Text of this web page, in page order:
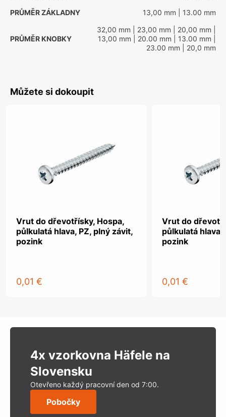
PRŮMĚR ZÁKLADNY
13,00 mm | 13.00 mm
PRŮMĚR KNOBKY
32,00 mm | 23,00 mm | 20,00 mm
13,00 mm | 20.00 mm | 13.00 mm
23.00 mm | 20,0 mm
Můžete si dokoupit
Vrut do dřevotřísky, Hospa,
půlkulatá hlava, PZ, plný závit,
pozink
0,01 €
Vrut do
půlkulatá hlava,
pozink
0,01 €
4x vzorkovna Häfele na
Slovensku
Otevřeno každý pracovní den od 7:00.
Pobočky